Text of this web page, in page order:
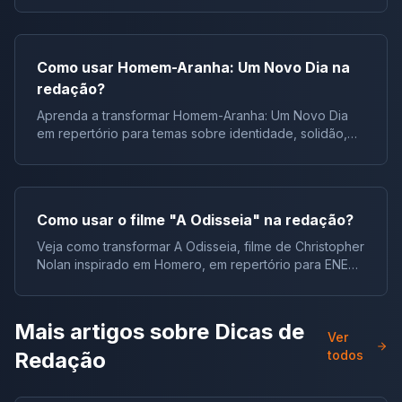
Como usar Homem-Aranha: Um Novo Dia na
redação?
Aprenda a transformar Homem-Aranha: Um Novo Dia
em repertório para temas sobre identidade, solidão,
Como usar o filme "A Odisseia" na redação?
Veja como transformar A Odisseia, filme de Christopher
Nolan inspirado em Homero, em repertório para ENEM,
Mais artigos sobre Dicas de
Redação
Ver
todos